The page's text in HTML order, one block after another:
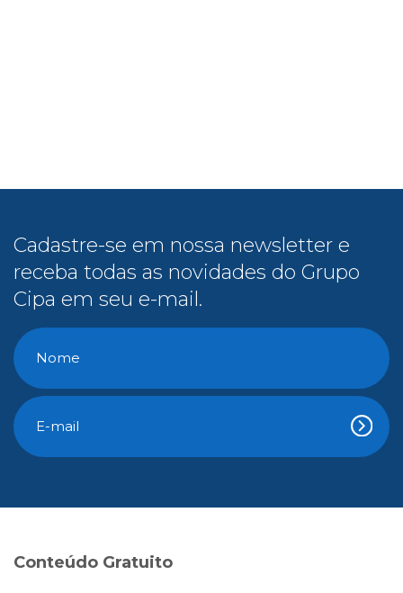
Cadastre-se em nossa newsletter e
receba todas as novidades do Grupo
Cipa em seu e-mail.
Conteúdo Gratuito